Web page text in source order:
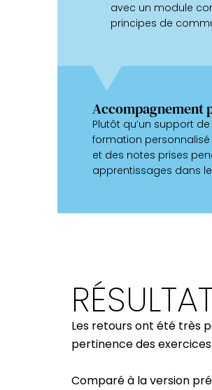
avec un module
principes de
Accompagnement
Plutôt qu’un support
formation
et des notes prises
apprentissages dans
Les retours ont été très
pertinence des
Comparé à la version